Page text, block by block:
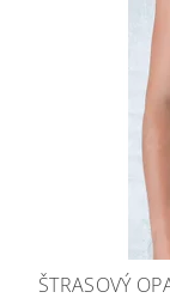
ŠTRASOVÝ